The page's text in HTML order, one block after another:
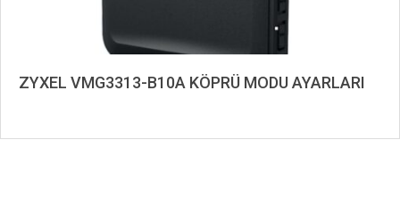
ZYXEL VMG3313-B10A KÖPRÜ MODU AYARLARI